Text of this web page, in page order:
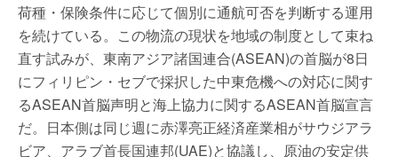
荷種・保険条件に応じて個別に通航可否を判断する運用
を続けている。この物流の現状を地域の制度として束ね
直す試みが、東南アジア諸国連合(ASEAN)の首脳が8日
にフィリピン・セブで採択した中東危機への対応に関す
るASEAN首脳声明と海上協力に関するASEAN首脳宣言
だ。日本側は同じ週に赤澤亮正経済産業相がサウジアラ
ビア、アラブ首長国連邦(UAE)と協議し、原油の安定供